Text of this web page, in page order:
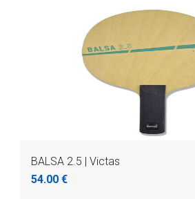
BALSA 2.5 | Victas
54.00 €